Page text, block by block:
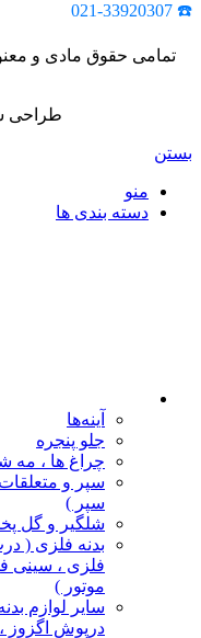
☎️ 021-33920307
تمامی حقوق مادی و
طراحی
بستن
منو
دسته بندی ها
آینه‌ها
جلو پنجره
چراغ‌ ها ، مه‌
سپر و
سپر )
شلگیر و گل‌
بدنه فلزی (
فلزی ، سینی
موتور )
سایر لوازم
درپوش اگزوز